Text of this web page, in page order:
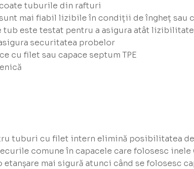
tuburile din rafturi
mai fiabil lizibile în condiții de îngheț sau
tub este testat pentru a asigura atât
securitatea probelor
cu filet sau capace septum TPE
tuburi cu filet intern elimină posibilitatea de
comune în capacele care folosesc
mai sigură atunci când se folosesc